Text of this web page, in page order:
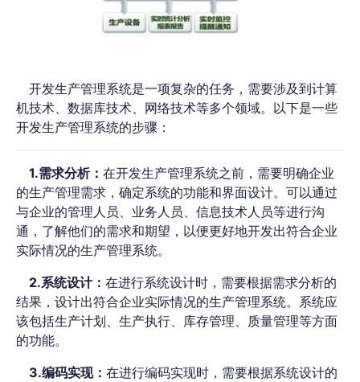
开发生产管理系统是一项复杂的任务，需要涉及到计算
机技术、数据库技术、网络技术等多个领域。以下是一些
开发生产管理系统的步骤：
1.需求分析： 在开发生产管理系统之前，需要明确企业
的生产管理需求，确定系统的功能和界面设计。可以通过
与企业的管理人员、业务人员、信息技术人员等进行沟
通，了解他们的需求和期望，以便更好地开发出符合企业
实际情况的生产管理系统。
2.系统设计： 在进行系统设计时，需要根据需求分析的
结果，设计出符合企业实际情况的生产管理系统。系统应
该包括生产计划、生产执行、库存管理、质量管理等方面
的功能。
3.编码实现： 在进行编码实现时，需要根据系统设计的